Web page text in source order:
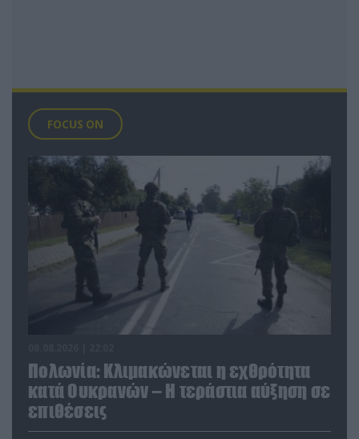
FOCUS ON
Πολωνία: Κλιμακώνεται η εχθρότητα
κατά Ουκρανών – Η τεράστια αύξηση σε
επιθέσεις